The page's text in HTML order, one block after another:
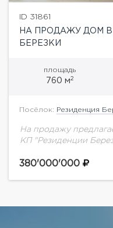
ID 31861
НА ПРОДАЖУ ДОМ В
БЕРЕЗКИ
площадь
760 м2
Посёлок: Резиденция
На продажу
КП "Резиденции
просторная терраса
380'000'000